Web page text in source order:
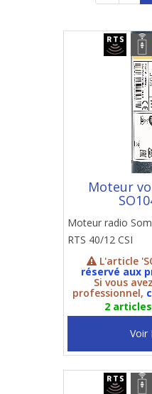
Moteur
Moteur radio
RTS 40/12 CSI
L'article
réservé aux
Si vous
professionnel,
2
Voir